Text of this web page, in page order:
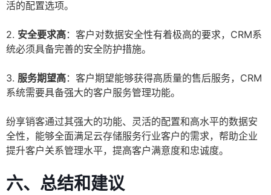
活的配置选项。
2. 安全要求高：客户对数据安全性有着极高的要求，CRM系
统必须具备完善的安全防护措施。
3. 服务期望高：客户期望能够获得高质量的售后服务，CRM
系统需要具备强大的客户服务管理功能。
纷享销客通过其强大的功能、灵活的配置和高水平的数据安
全性，能够全面满足云存储服务行业客户的需求，帮助企业
提升客户关系管理水平，提高客户满意度和忠诚度。
六、总结和建议